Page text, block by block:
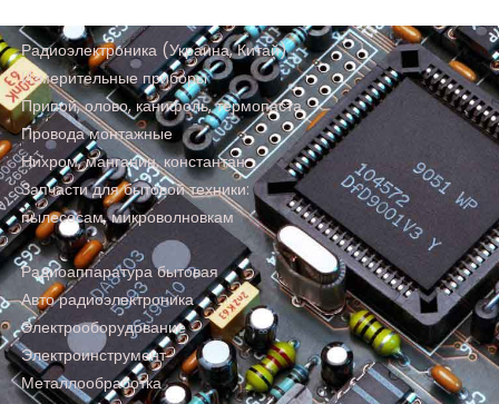
Радиоэлектроника (Украина, Китай)
Измерительные приборы
Припой, олово, канифоль, термопаста
Провода монтажные
Нихром, манганин, константан
Запчасти для бытовой техники:
пылесосам, микроволновкам
Радиоаппаратура бытовая
Авто радиоэлектроника
Электрооборудование
Электроинструмент
Металлообработка